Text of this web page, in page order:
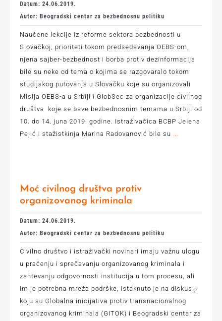
Datum: 24.06.2019.
Autor: Beogradski centar za bezbednosnu politiku
Naučene lekcije iz reforme sektora bezbednosti u
Slovačkoj, prioriteti tokom predsedavanja OEBS-om,
njena sajber-bezbednost i borba protiv dezinformacija
bile su neke od tema o kojima se razgovaralo tokom
studijskog putovanja u Slovačku koje su organizovali
Misija OEBS-a u Srbiji i GlobSec za organizacije civilnog
društva koje se bave bezbednosnim temama u Srbiji od
10. do 14. juna 2019. godine. Istraživačica BCBP Jelena
Pejić i stažistkinja Marina Radovanović bile su ...
Moć civilnog društva protiv
organizovanog kriminala
Datum: 24.06.2019.
Autor: Beogradski centar za bezbednosnu politiku
Civilno društvo i istraživački novinari imaju važnu ulogu
u praćenju i sprečavanju organizovanog kriminala i
zahtevanju odgovornosti institucija u tom procesu, ali
im je potrebna mreža podrške, istaknuto je na diskusiji
koju su Globalna inicijativa protiv transnacionalnog
organizovanog kriminala (GITOK) i Beogradski centar za